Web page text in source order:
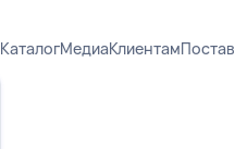
КаталогМедиаКлиентам